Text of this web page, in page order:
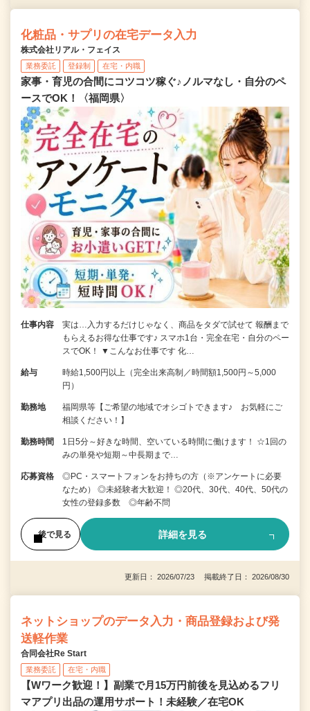
化粧品・サプリの在宅データ入力
株式会社リアル・フェイス
業務委託 登録制 在宅・内職
家事・育児の合間にコツコツ稼ぐ♪ノルマなし・自分のペ
ースでOK！〈福岡県〉
仕事内容
実は…入力するだけじゃなく、商品をタダで試せて 報酬まで
もらえるお得な仕事です♪ スマホ1台・完全在宅・自分のペー
スでOK！ ▼こんなお仕事です 化…
給与
時給1,500円以上（完全出来高制／時間額1,500円～5,000
円）
勤務地
福岡県等【ご希望の地域でオシゴトできます♪ お気軽にご
相談ください！】
勤務時間
1日5分～好きな時間、空いている時間に働けます！ ☆1回の
みの単発や短期～中長期まで…
応募資格
◎PC・スマートフォンをお持ちの方（※アンケートに必要
なため） ◎未経験者大歓迎！ ◎20代、30代、40代、50代の
女性の登録多数 ◎年齢不問
後で見る 詳細を見る
更新日： 2026/07/23 掲載終了日： 2026/08/30
ネットショップのデータ入力・商品登録および発
送軽作業
合同会社Re Start
業務委託 在宅・内職
【Wワーク歓迎！】副業で月15万円前後を見込めるフリ
マアプリ出品の運用サポート！未経験／在宅OK